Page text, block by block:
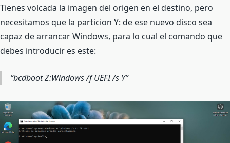
Tienes volcada la imagen del origen en el destino, pero
necesitamos que la particion Y: de ese nuevo disco sea
capaz de arrancar Windows, para lo cual el comando que
debes introducir es este:
bcdboot Z:Windows /f UEFI /s Y